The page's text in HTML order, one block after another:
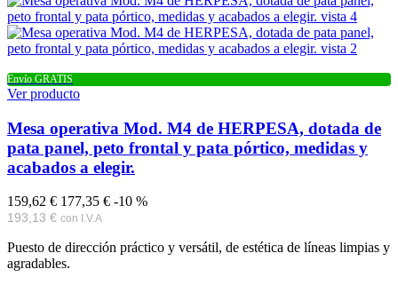
Envío GRATIS
Ver producto
Mesa operativa Mod. M4 de HERPESA, dotada de
pata panel, peto frontal y pata pórtico, medidas y
acabados a elegir.
159,62 € 177,35 € -10 %
193,13 € con I.V.A
Puesto de dirección práctico y versátil, de estética de líneas limpias y
agradables.